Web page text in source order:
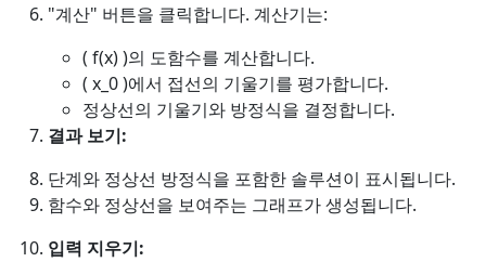
"계산" 버튼을 클릭합니다. 계산기는:
( f(x) )의 도함수를 계산합니다.
( x_0 )에서 접선의 기울기를 평가합니다.
정상선의 기울기와 방정식을 결정합니다.
결과 보기:
단계와 정상선 방정식을 포함한 솔루션이 표시됩니다.
함수와 정상선을 보여주는 그래프가 생성됩니다.
입력 지우기: